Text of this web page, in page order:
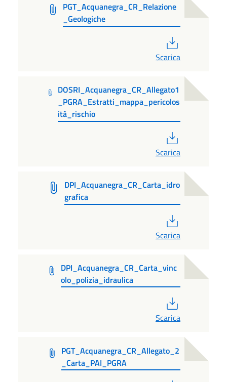
PGT_Acquanegra_CR_Relazione
_Geologiche
Scarica
DOSRI_Acquanegra_CR_Allegato1
_PGRA_Estratti_mappa_pericolos
ità_rischio
Scarica
DPI_Acquanegra_CR_Carta_idro
grafica
Scarica
DPI_Acquanegra_CR_Carta_vinc
olo_polizia_idraulica
Scarica
PGT_Acquanegra_CR_Allegato_2
_Carta_PAI_PGRA